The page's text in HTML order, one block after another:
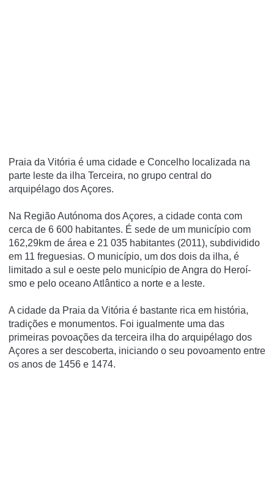
Praia da Vitória é uma cidade e Concelho localizada na
parte leste da ilha Terceira, no grupo central do
arquipélago dos Açores.
Na Região Autónoma dos Açores, a cidade conta com
cerca de 6 600 habitantes. É sede de um municí­pio com
162,29km de área e 21 035 habitantes (2011), subdividido
em 11 freguesias. O municí­pio, um dos dois da ilha, é
limitado a sul e oeste pelo municí­pio de Angra do Heroí­
smo e pelo oceano Atlântico a norte e a leste.
A cidade da Praia da Vitória é bastante rica em história,
tradições e monumentos. Foi igualmente uma das
primeiras povoações da terceira ilha do arquipélago dos
Açores a ser descoberta, iniciando o seu povoamento entre
os anos de 1456 e 1474.